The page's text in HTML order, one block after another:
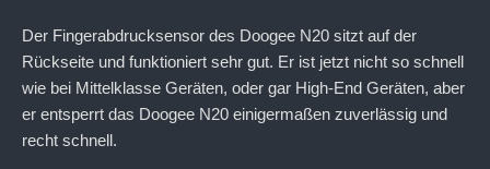
Der Fingerabdrucksensor des Doogee N20 sitzt auf der
Rückseite und funktioniert sehr gut. Er ist jetzt nicht so schnell
wie bei Mittelklasse Geräten, oder gar High-End Geräten, aber
er entsperrt das Doogee N20 einigermaßen zuverlässig und
recht schnell.